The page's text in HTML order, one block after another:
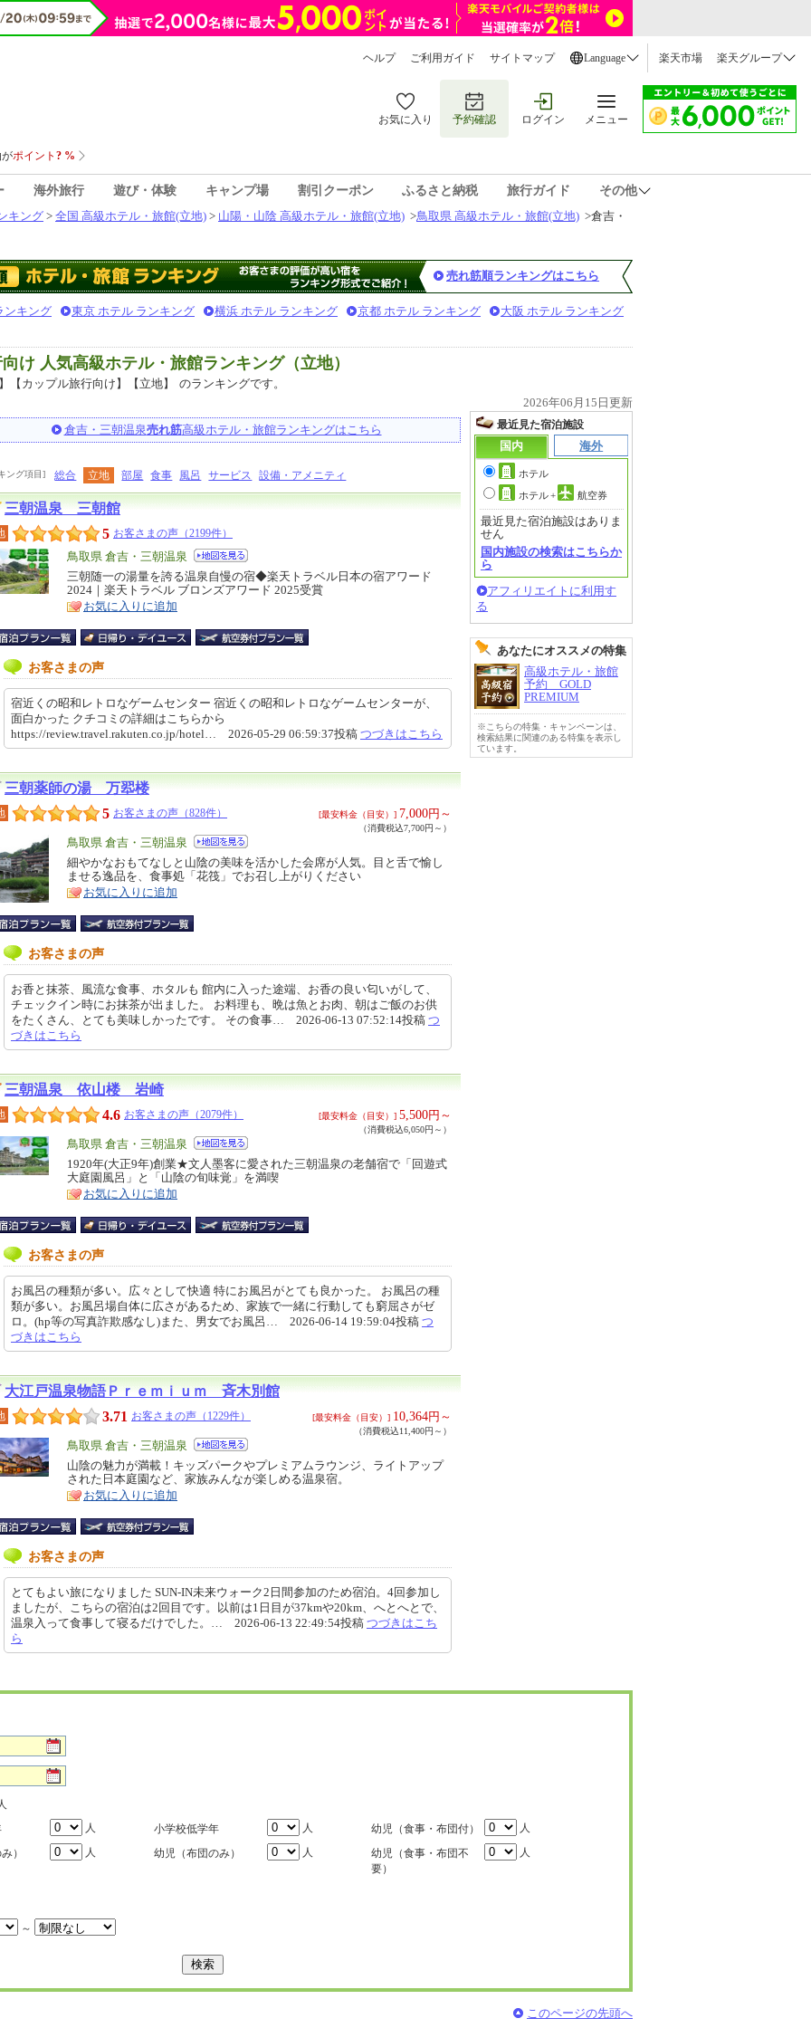
ヘルプ ご利用ガイド サイトマップ Language 楽天市場 楽天グループ
お気に入り 予約確認 ログイン メニュー
海外旅行 遊び・体験 キャンプ場 割引クーポン ふるさと納税 旅行ガイド
その他
キング > 全国 高級ホテル・旅館(立地) > 山陽・山陰 高級ホテル・旅館(立地) >鳥取県 高級ホテル・旅館(立地) >倉吉・
売れ筋順ランキングはこちら
ンキング 東京 ホテル ランキング 横浜 ホテル ランキング 京都 ホテル ランキング 大阪 ホテル ランキング
け 人気高級ホテル・旅館ランキング（立地）
【カップル旅行向け】【立地】
のランキングです。
2026年06月15日更新
倉吉・三朝温泉売れ筋高級ホテル・旅館ランキングはこちら
ング項目] 総合 立地 部屋 食事 風呂 サービス 設備・アメニティ
三朝温泉 三朝館
5 お客さまの声（2199件）
エ
リ
ア
鳥取県 倉吉・三朝温泉
特
徴
三朝随一の湯量を誇る温泉自慢の宿◆楽天トラベル日本の宿アワード
2024｜楽天トラベル ブロンズアワード 2025受賞
お気に入りに追加
お客さまの声
宿近くの昭和レトロなゲームセンター 宿近くの昭和レトロなゲームセンターが、
面白かった クチコミの詳細はこちらから
https://review.travel.rakuten.co.jp/hotel… 2026-05-29 06:59:37投稿 つづきはこちら
三朝薬師の湯 万翆楼
5 お客さまの声（828件） [最安料金（目安）] 7,000円～
（消費税込7,700円～）
エ
リ
ア
鳥取県 倉吉・三朝温泉
特
徴
細やかなおもてなしと山陰の美味を活かした会席が人気。目と舌で愉し
ませる逸品を、食事処「花筏」でお召し上がりください
お気に入りに追加
お客さまの声
お香と抹茶、風流な食事、ホタルも 館内に入った途端、お香の良い匂いがして、
チェックイン時にお抹茶が出ました。 お料理も、晩は魚とお肉、朝はご飯のお供
をたくさん、とても美味しかったです。 その食事… 2026-06-13 07:52:14投稿 つ
づきはこちら
三朝温泉 依山楼 岩崎
4.6 お客さまの声（2079件） [最安料金（目安）] 5,500円～
（消費税込6,050円～）
エ
リ
ア
鳥取県 倉吉・三朝温泉
特
徴
1920年(大正9年)創業★文人墨客に愛された三朝温泉の老舗宿で「回遊式
大庭園風呂」と「山陰の旬味覚」を満喫
お気に入りに追加
お客さまの声
お風呂の種類が多い。広々として快適 特にお風呂がとても良かった。 お風呂の種
類が多い。お風呂場自体に広さがあるため、家族で一緒に行動しても窮屈さがゼ
ロ。(hp等の写真詐欺感なし)また、男女でお風呂… 2026-06-14 19:59:04投稿 つ
づきはこちら
大江戸温泉物語Ｐｒｅｍｉｕｍ 斉木別館
3.71 お客さまの声（1229件） [最安料金（目安）] 10,364円～
（消費税込11,400円～）
エ
リ
ア
鳥取県 倉吉・三朝温泉
特
徴
山陰の魅力が満載！キッズパークやプレミアムラウンジ、ライトアップ
された日本庭園など、家族みんなが楽しめる温泉宿。
お気に入りに追加
お客さまの声
とてもよい旅になりました SUN-IN未来ウォーク2日間参加のため宿泊。4回参加し
ましたが、こちらの宿泊は2回目です。以前は1日目が37kmや20km、へとへとで、
温泉入って食事して寝るだけでした。… 2026-06-13 22:49:54投稿 つづきはこち
ら
最近見た宿泊施設
国内
海外
ホテル
ホテル+ 航空券
最近見た宿泊施設はありま
せん
国内施設の検索はこちらか
ら
アフィリエイトに利用す
る
あなたにオススメの特集
高級ホテル・旅館
予約 GOLD
PREMIUM
※こちらの特集・キャンペーンは、
検索結果に関連のある特集を表示し
ています。
人 小学校低学年 人 幼児（食事・布団付）
人
）
人 幼児（布団のみ） 人
幼児（食事・布団不
要）
人
～
このページの先頭へ